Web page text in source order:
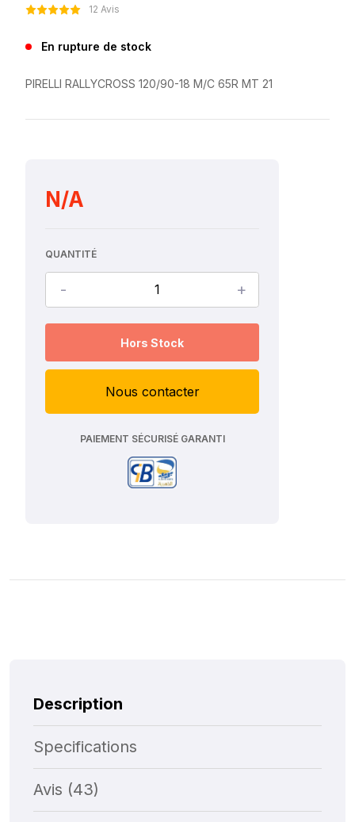
12 Avis
En rupture de stock
PIRELLI RALLYCROSS 120/90-18 M/C 65R MT 21
N/A
QUANTITÉ
- +
Hors Stock
Nous contacter
PAIEMENT SÉCURISÉ GARANTI
Description
Specifications
Avis (43)